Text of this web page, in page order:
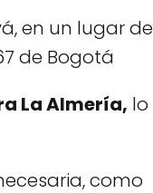
en un lugar de
de Bogotá
La Almería, lo
como